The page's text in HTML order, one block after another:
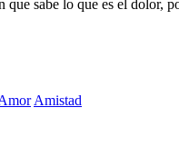
que sabe lo que es el dolor,
Amistad